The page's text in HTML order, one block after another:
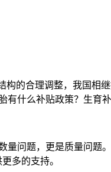
合理调整，我国相
什么补贴政策？生育
问题，更是质量问题
多的支持。